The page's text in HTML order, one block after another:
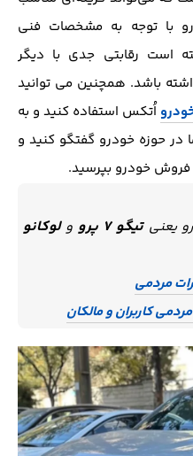
با توجه به مشخصات فنی
است رقابتی جدی با دیگر
باشد. همچنین می توانید
اُتکس استفاده کنید و به
در حوزه خودرو گفتگو کنید و
فروش خودرو بپرسید.
یعنیتیگو 7 پرو ولوکانو